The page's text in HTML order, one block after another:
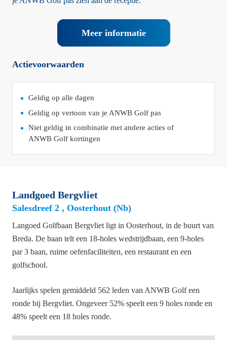
Meer informatie
Actievoorwaarden
Geldig op alle dagen
Geldig op vertoon van je ANWB Golf pas
Niet geldig in combinatie met andere acties of
ANWB Golf kortingen
Landgoed Bergvliet
Salesdreef 2 , Oosterhout (Nb)
Langoed Golfbaan Bergvliet ligt in Oosterhout, in de buurt van
Breda. De baan telt een 18-holes wedstrijdbaan, een 9-holes
par 3 baan, ruime oefenfaciliteiten, een restaurant en een
golfschool.
Jaarlijks spelen gemiddeld 562 leden van ANWB Golf een
ronde bij Bergvliet. Ongeveer 52% speelt een 9 holes ronde en
48% speelt een 18 holes ronde.